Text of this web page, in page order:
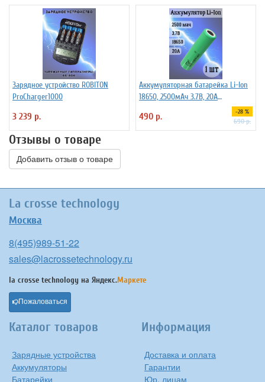
Зарядное устройство ROBITON
ProCharger1000
3 239 р.
Аккумуляторная батарейка Li-Ion
18650, 2500мАч 3.7В, 20A
490 р. -28 %
690 р.
Отзывы о товаре
Добавить отзыв о товаре
La crosse technology
Москва
8(495)989-51-22
sales@lacrossetechnology.ru
la crosse technology на Яндекс.Маркете
Пожаловаться
Каталог товаров
Зарядные устройства
Аккумуляторы
Батарейки
Информация
Доставка и оплата
Гарантии
Юр. лицам